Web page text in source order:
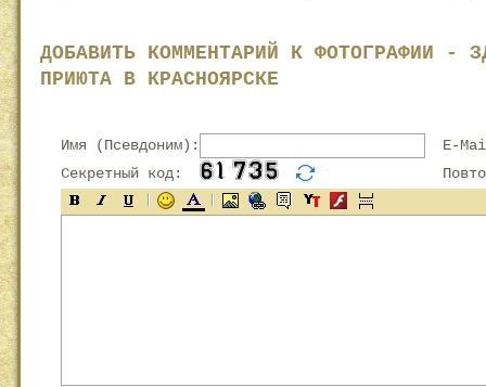
ДОБАВИТЬ КОММЕНТАРИЙ К ФОТОГРАФИИ -
ПРИЮТА В КРАСНОЯРСКЕ
Имя (Псевдоним):
E-
Секретный код: